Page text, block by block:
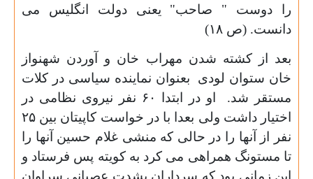
را دوست " صاحب" یعنی دولت انگلیس می
دانست. (ص ۱۸)
بعد از کشته شدن مهراب خان و آوردن شهنواز
خان ستوان لودی بعنوان نماینده سیاسی در کلات
مستقر شد. او در ابتدا ۶۰ نفر نیروی نظامی در
اختیار داشت ولی بعدا با در خواست کاپیتان بین ۲۵
نفر از آنها را در حالی که منشی غلام حسین آنها را
تا مستونگ همراهی می کرد به کویته پس فرستاد و
این زمانی بود که سرداران بشدت عصبانی سراوان